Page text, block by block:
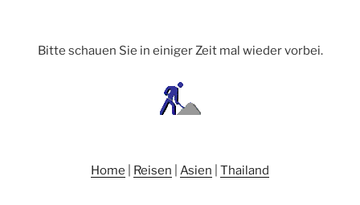
Bitte schauen Sie in einiger Zeit mal wieder vorbei.
Home Reisen Asien Thailand